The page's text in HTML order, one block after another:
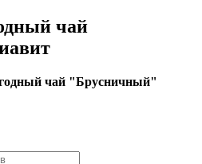
чай
чай "Брусничный"